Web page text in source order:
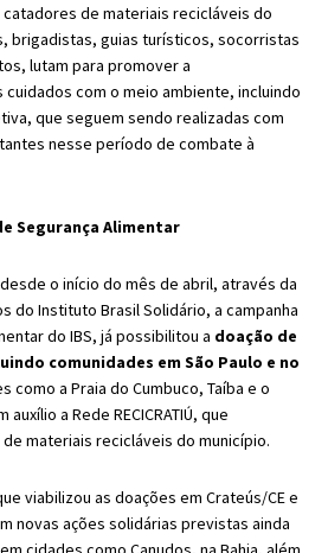
de materiais recicláveis do
brigadistas, guias turísticos, socorristas
lutam para promover a
com o meio ambiente, incluindo
que seguem sendo realizadas com
nesse período de combate à
Segurança Alimentar
o início do mês de abril, através da
do Instituto Brasil Solidário, a campanha
do IBS, já possibilitou a doação de
comunidades em São Paulo e no
como a Praia do Cumbuco, Taíba e o
a Rede RECICRATIÚ, que
materiais recicláveis do município.
viabilizou as doações em Crateús/CE e
novas ações solidárias previstas ainda